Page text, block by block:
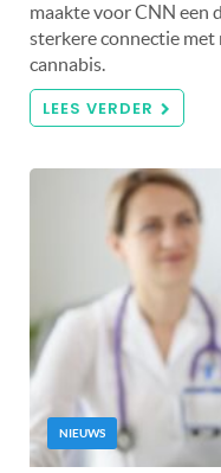
maakte voor CNN een
sterkere connectie met
cannabis.
LEES VERDER
NIEUWS